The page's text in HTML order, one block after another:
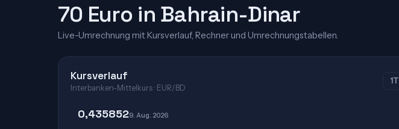
70 Euro in Bahrain-Dinar
Live-Umrechnung mit Kursverlauf, Rechner und Umrechnungstabellen.
Kursverlauf
Interbanken-Mittelkurs · EUR/BD
1T
0,4358529. Aug. 2026